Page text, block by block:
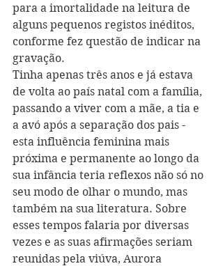
para a imortalidade na leitura de
alguns pequenos registos inéditos,
conforme fez questão de indicar na
gravação.
Tinha apenas três anos e já estava
de volta ao país natal com a família,
passando a viver com a mãe, a tia e
a avó após a separação dos pais -
esta influência feminina mais
próxima e permanente ao longo da
sua infância teria reflexos não só no
seu modo de olhar o mundo, mas
também na sua literatura. Sobre
esses tempos falaria por diversas
vezes e as suas afirmações seriam
reunidas pela viúva, Aurora